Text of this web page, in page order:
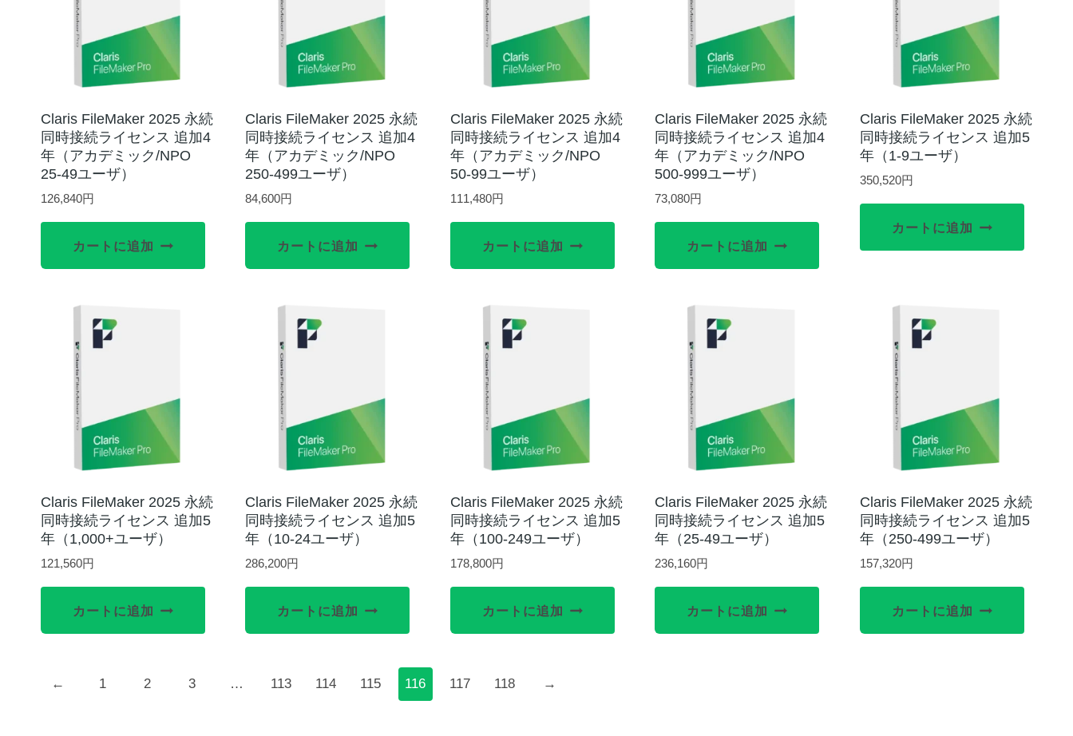
Claris FileMaker 2025 永続
同時接続ライセンス 追加4
年（アカデミック/NPO
25-49ユーザ）
126,840円
カートに追加
Claris FileMaker 2025 永続
同時接続ライセンス 追加4
年（アカデミック/NPO
250-499ユーザ）
84,600円
カートに追加
Claris FileMaker 2025 永続
同時接続ライセンス 追加4
年（アカデミック/NPO
50-99ユーザ）
111,480円
カートに追加
Claris FileMaker 2025 永続
同時接続ライセンス 追加4
年（アカデミック/NPO
500-999ユーザ）
73,080円
カートに追加
Claris FileMaker 2025 永続
同時接続ライセンス 追加5
年（1-9ユーザ）
350,520円
カートに追加
Claris FileMaker 2025 永続
同時接続ライセンス 追加5
年（1,000+ユーザ）
121,560円
カートに追加
Claris FileMaker 2025 永続
同時接続ライセンス 追加5
年（10-24ユーザ）
286,200円
カートに追加
Claris FileMaker 2025 永続
同時接続ライセンス 追加5
年（100-249ユーザ）
178,800円
カートに追加
Claris FileMaker 2025 永続
同時接続ライセンス 追加5
年（25-49ユーザ）
236,160円
カートに追加
Claris FileMaker 2025 永続
同時接続ライセンス 追加5
年（250-499ユーザ）
157,320円
カートに追加
← 1 2 3 … 113 114 115 116 117 118 →